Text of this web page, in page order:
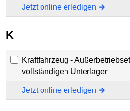
Jetzt online erledigen
K
Kraftfahrzeug -
vollständigen Unterlagen
Jetzt online erledigen